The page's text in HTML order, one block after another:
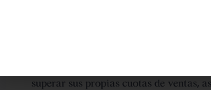
superar sus propias cuotas de ventas,